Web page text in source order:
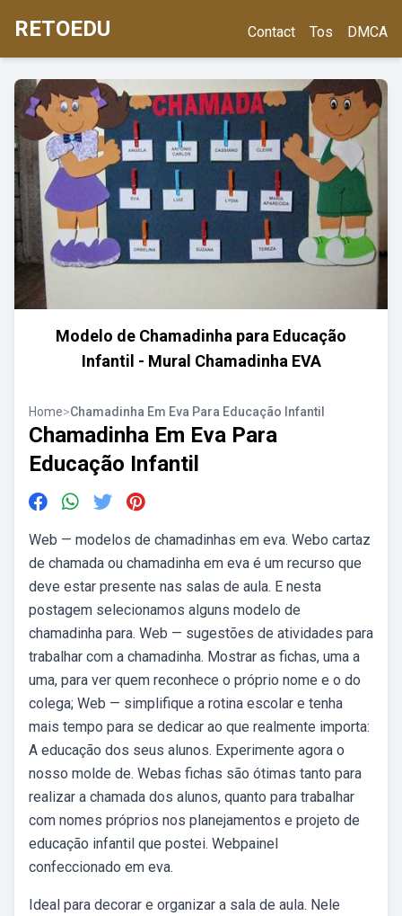
RETOEDU Contact Tos DMCA
Modelo de Chamadinha para Educação
Infantil - Mural Chamadinha EVA
Home>Chamadinha Em Eva Para Educação Infantil
Chamadinha Em Eva Para
Educação Infantil
Web — modelos de chamadinhas em eva. Webo cartaz
de chamada ou chamadinha em eva é um recurso que
deve estar presente nas salas de aula. E nesta
postagem selecionamos alguns modelo de
chamadinha para. Web — sugestões de atividades para
trabalhar com a chamadinha. Mostrar as fichas, uma a
uma, para ver quem reconhece o próprio nome e o do
colega; Web — simplifique a rotina escolar e tenha
mais tempo para se dedicar ao que realmente importa:
A educação dos seus alunos. Experimente agora o
nosso molde de. Webas fichas são ótimas tanto para
realizar a chamada dos alunos, quanto para trabalhar
com nomes próprios nos planejamentos e projeto de
educação infantil que postei. Webpainel
confeccionado em eva.
Ideal para decorar e organizar a sala de aula. Nele